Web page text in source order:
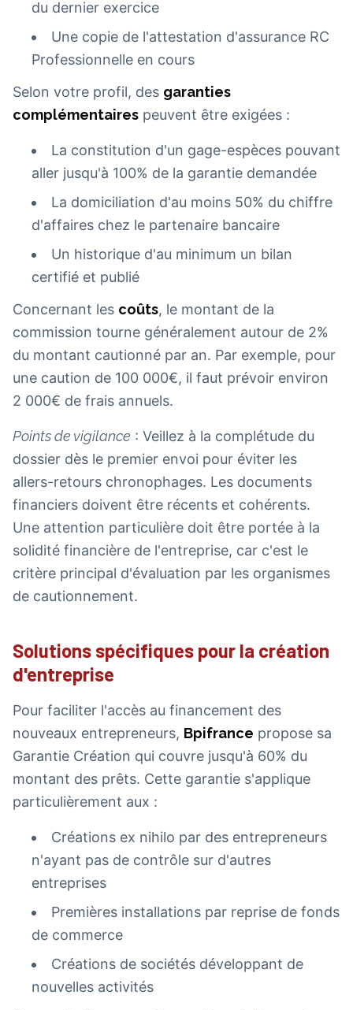
du dernier exercice
Une copie de l'attestation d'assurance RC
Professionnelle en cours
Selon votre profil, des garanties
complémentaires peuvent être exigées :
La constitution d'un gage-espèces pouvant
aller jusqu'à 100% de la garantie demandée
La domiciliation d'au moins 50% du chiffre
d'affaires chez le partenaire bancaire
Un historique d'au minimum un bilan
certifié et publié
Concernant les coûts, le montant de la
commission tourne généralement autour de 2%
du montant cautionné par an. Par exemple, pour
une caution de 100 000€, il faut prévoir environ
2 000€ de frais annuels.
Points de vigilance : Veillez à la complétude du
dossier dès le premier envoi pour éviter les
allers-retours chronophages. Les documents
financiers doivent être récents et cohérents.
Une attention particulière doit être portée à la
solidité financière de l'entreprise, car c'est le
critère principal d'évaluation par les organismes
de cautionnement.
Solutions spécifiques pour la création
d'entreprise
Pour faciliter l'accès au financement des
nouveaux entrepreneurs, Bpifrance propose sa
Garantie Création qui couvre jusqu'à 60% du
montant des prêts. Cette garantie s'applique
particulièrement aux :
Créations ex nihilo par des entrepreneurs
n'ayant pas de contrôle sur d'autres
entreprises
Premières installations par reprise de fonds
de commerce
Créations de sociétés développant de
nouvelles activités